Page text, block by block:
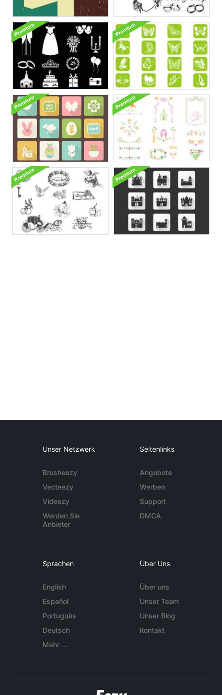
Unser Netzwerk
Brusheezy
Vecteezy
Videezy
Werden Sie
Anbieter
Seitenlinks
Angebote
Werben
Support
DMCA
Sprachen
English
Español
Português
Deutsch
Mehr ...
Über Uns
Über uns
Unser Team
Unser Blog
Kontakt